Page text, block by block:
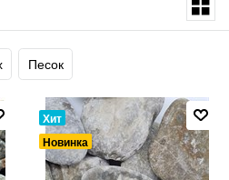
Песок
Хит
Новинка